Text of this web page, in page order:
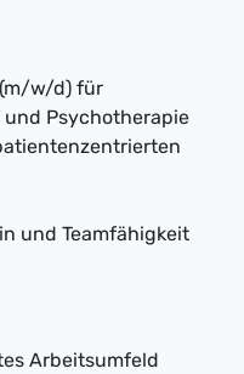
w/d) für
und Psychotherapie
und Teamfähigkeit
Arbeitsumfeld